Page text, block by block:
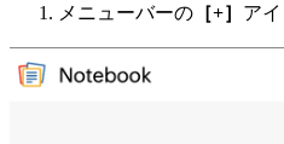
メニューバーの ［+］ ア